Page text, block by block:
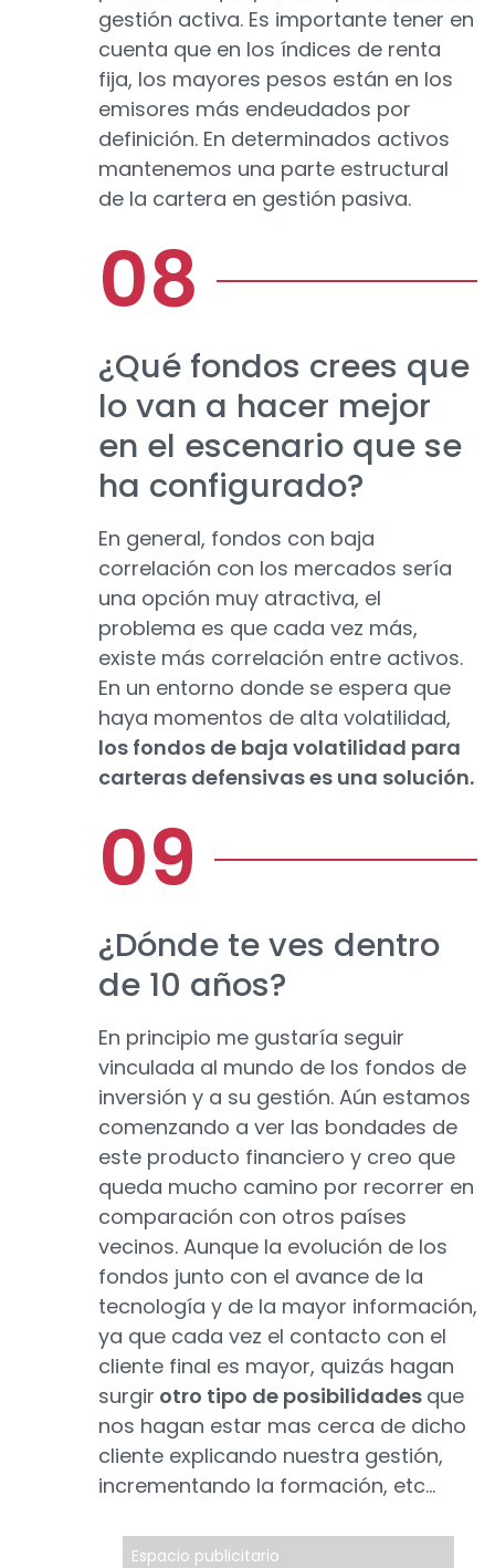
gestión activa. Es importante tener en
cuenta que en los índices de renta
fija, los mayores pesos están en los
emisores más endeudados por
definición. En determinados activos
mantenemos una parte estructural
de la cartera en gestión pasiva.
¿Qué fondos crees que
lo van a hacer mejor
en el escenario que se
ha configurado?
En general, fondos con baja
correlación con los mercados sería
una opción muy atractiva, el
problema es que cada vez más,
existe más correlación entre activos.
En un entorno donde se espera que
haya momentos de alta volatilidad,
los fondos de baja volatilidad para
carteras defensivas es una solución.
¿Dónde te ves dentro
de 10 años?
En principio me gustaría seguir
vinculada al mundo de los fondos de
inversión y a su gestión. Aún estamos
comenzando a ver las bondades de
este producto financiero y creo que
queda mucho camino por recorrer en
comparación con otros países
vecinos. Aunque la evolución de los
fondos junto con el avance de la
tecnología y de la mayor información,
ya que cada vez el contacto con el
cliente final es mayor, quizás hagan
surgir otro tipo de posibilidades que
nos hagan estar mas cerca de dicho
cliente explicando nuestra gestión,
incrementando la formación, etc…
Espacio publicitario